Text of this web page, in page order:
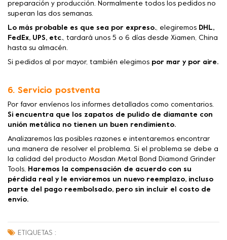
preparación y producción. Normalmente todos los pedidos no
superan las dos semanas.
Lo más probable es que sea por expreso., elegiremos DHL,
FedEx, UPS, etc., tardará unos 5 o 6 días desde Xiamen, China
hasta su almacén.
Si pedidos al por mayor, también elegimos por mar y por aire.
6. Servicio postventa
Por favor envíenos los informes detallados como comentarios.
Si encuentra que los zapatos de pulido de diamante con
unión metálica no tienen un buen rendimiento.
Analizaremos las posibles razones e intentaremos encontrar
una manera de resolver el problema. Si el problema se debe a
la calidad del producto Mosdan Metal Bond Diamond Grinder
Tools, Haremos la compensación de acuerdo con su
pérdida real y le enviaremos un nuevo reemplazo, incluso
parte del pago reembolsado, pero sin incluir el costo de
envío.
ETIQUETAS :